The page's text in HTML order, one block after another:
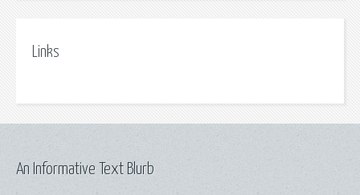
Links
An Informative Text Blurb